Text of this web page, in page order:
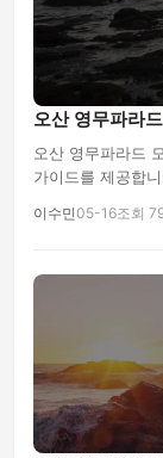
오산 영무파라
오산 영무파라드
가이드를 제공합
이수민05-16조회